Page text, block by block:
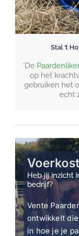
Stal ’t
‘De
op het
gebruiken het
echt
Heb jij inzicht
bedrijf?
Vente
ontwikkelt
in hoe je je